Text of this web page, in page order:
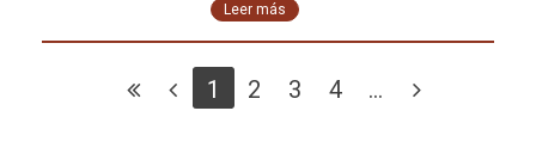
Leer más
1 2 3 4 ...